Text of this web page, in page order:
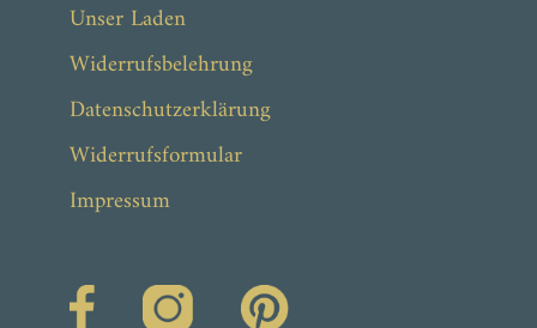
Unser Laden
Widerrufsbelehrung
Datenschutzerklärung
Widerrufsformular
Impressum